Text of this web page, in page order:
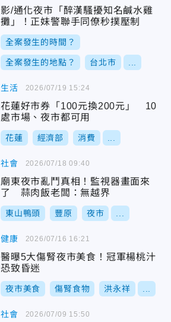
影/通化夜市「醉漢騷擾知名鹹水雞
攤」！正妹警聯手同僚秒撲壓制
全案發生的時間？
全案發生的地點？ 台北市
生活
花蓮好市券「100元換200元」 10
處市場、夜市都可用
花蓮 經濟部 消費
2026/07/19 15:24
社會
廟東夜市亂鬥真相！監視器畫面來
了 蒜肉飯老闆：無越界
東山鴨頭 豐原 夜市
2026/07/18 09:40
健康
醫曝5大傷腎夜市美食！冠軍楊桃汁
恐致昏迷
夜市美食 傷腎食物 洪永祥
2026/07/16 16:21
社會 2026/07/09 15:50